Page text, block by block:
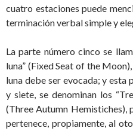
cuatro estaciones puede
terminación verbal simple y
La parte número cinco se
luna” (Fixed Seat of the
luna debe ser evocada; y esta
y siete, se denominan los
(Three Autumn Hemistiches),
pertenece, propiamente, al